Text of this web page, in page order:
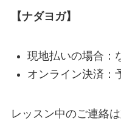
【ナダヨガ】
現地払いの場合：
オンライン決済：
レッスン中のご連絡